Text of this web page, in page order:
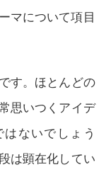
マについて項目
す。ほとんどの
思いつくアイデ
ないでしょう
は顕在化してい